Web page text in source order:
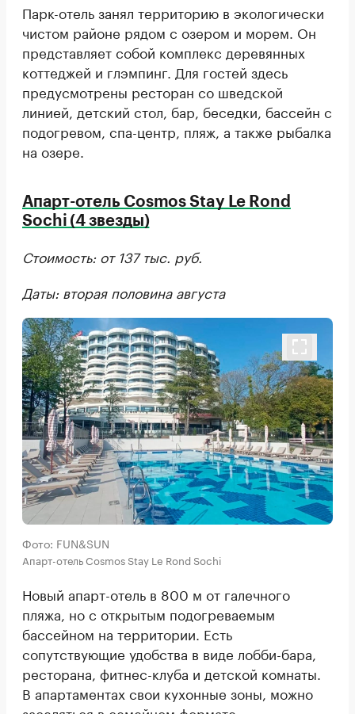
Парк-отель занял территорию в экологически
чистом районе рядом с озером и морем. Он
представляет собой комплекс деревянных
коттеджей и глэмпинг. Для гостей здесь
предусмотрены ресторан со шведской
линией, детский стол, бар, беседки, бассейн с
подогревом, спа-центр, пляж, а также рыбалка
на озере.
Апарт-отель Cosmos Stay Le Rond
Sochi (4 звезды)
Стоимость: от 137 тыс. руб.
Даты: вторая половина августа
Фото: FUN&SUN
Апарт-отель Cosmos Stay Le Rond Sochi
Новый апарт-отель в 800 м от галечного
пляжа, но с открытым подогреваемым
бассейном на территории. Есть
сопутствующие удобства в виде лобби-бара,
ресторана, фитнес-клуба и детской комнаты.
В апартаментах свои кухонные зоны, можно